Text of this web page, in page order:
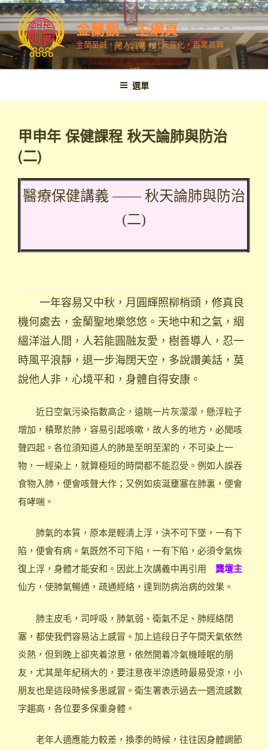
跳
至
內
容
金蘭觀 – 主網頁
金蘭至誠，神人溫馨，代天宣化，百業昌興
選單
甲申年 保健課程 秋天論肺與防治
(二)
醫療保健講義 —— 秋天論肺與防治
(二)
一年容易又中秋，月圓輝照柳梢頭，修真良
機何處去，金蘭聖地樂悠悠。天地中和之氣，絪
縕洋溢人間，人若能圓融友愛，樹善導人，忍一
時風平浪靜，退一步海闊天空，多說讚美話，莫
說他人非，心境平和，身體自得安康。
近日空氣污染指數高企，遠眺一片灰濛濛，懸浮粒子
增加，積聚於肺，容易引起咳嗽，故人多的地方，必聞咳
聲四起。各位須知道人的肺是至明至潔的，不可染上一
物，一經染上，就算極短的時間都不能忍受。例如人誤吞
食物入肺，便會咳聲大作；又例如痰涎壅塞在肺裏，便會
有哮喘。
肺氣的本質，原本是輕清上浮，決不可下墜，一有下
陷，便會有病。氣既然不可下陷，一有下陷，必須令氣恢
復上浮，身體才能安和。因此上次講義中再引用 龔壇主
仙方，使肺氣暢通，疏通經絡，達到防病治病的效果。
肺主皮毛，司呼吸，肺氣弱、衛氣不足、肺經絡閉
塞，都使我們容易沾上感冒。加上這段日子午間天氣依然
炎熱，但到晚上卻夾着涼意，依然開着冷氣機睡眠的朋
友，尤其是年紀稍大的，要注意夜半涼透時最易受涼，小
朋友也是這段時候多患感冒。衛生署表示過去一週流感數
字趨高，各位要多保重身體。
老年人適應能力較差，換季的時候，往往因身體調節